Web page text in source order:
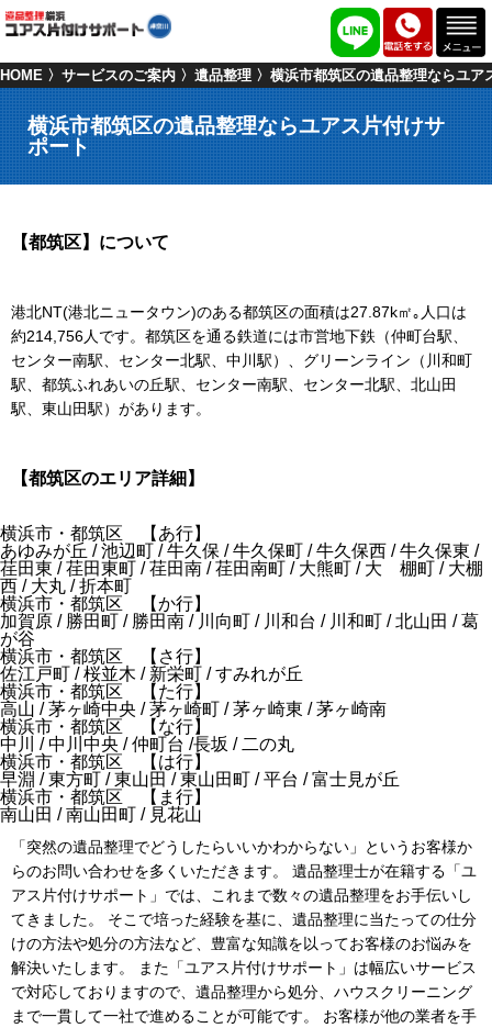
HOME サービスのご案内 遺品整理 横浜市都筑区の遺品整理ならユア
横浜市都筑区の遺品整理ならユアス片付けサ
ポート
【都筑区】について
港北NT(港北ニュータウン)のある都筑区の面積は27.87k㎡｡人口は
約214,756人です。都筑区を通る鉄道には市営地下鉄（仲町台駅、
センター南駅、センター北駅、中川駅）、グリーンライン（川和町
駅、都筑ふれあいの丘駅、センター南駅、センター北駅、北山田
駅、東山田駅）があります。
【都筑区のエリア詳細】
横浜市・都筑区 【あ行】
あゆみが丘 / 池辺町 / 牛久保 / 牛久保町 / 牛久保西 / 牛久保東 /
荏田東 / 荏田東町 / 荏田南 / 荏田南町 / 大熊町 / 大 棚町 / 大棚
西 / 大丸 / 折本町
横浜市・都筑区 【か行】
加賀原 / 勝田町 / 勝田南 / 川向町 / 川和台 / 川和町 / 北山田 / 葛
が谷
横浜市・都筑区 【さ行】
佐江戸町 / 桜並木 / 新栄町 / すみれが丘
横浜市・都筑区 【た行】
高山 / 茅ヶ崎中央 / 茅ヶ崎町 / 茅ヶ崎東 / 茅ヶ崎南
横浜市・都筑区 【な行】
中川 / 中川中央 / 仲町台 /長坂 / 二の丸
横浜市・都筑区 【は行】
早淵 / 東方町 / 東山田 / 東山田町 / 平台 / 富士見が丘
横浜市・都筑区 【ま行】
南山田 / 南山田町 / 見花山
「突然の遺品整理でどうしたらいいかわからない」というお客様か
らのお問い合わせを多くいただきます。 遺品整理士が在籍する「ユ
アス片付けサポート」では、これまで数々の遺品整理をお手伝いし
てきました。 そこで培った経験を基に、遺品整理に当たっての仕分
けの方法や処分の方法など、豊富な知識を以ってお客様のお悩みを
解決いたします。 また「ユアス片付けサポート」は幅広いサービス
で対応しておりますので、遺品整理から処分、ハウスクリーニング
まで一貫して一社で進めることが可能です。 お客様が他の業者を手